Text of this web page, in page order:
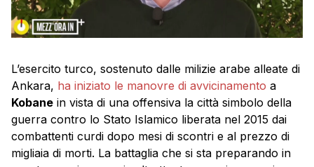
L’esercito turco, sostenuto dalle milizie arabe alleate di
Ankara, ha iniziato le manovre di avvicinamento a
Kobane in vista di una offensiva la città simbolo della
guerra contro lo Stato Islamico liberata nel 2015 dai
combattenti curdi dopo mesi di scontri e al prezzo di
migliaia di morti. La battaglia che si sta preparando in